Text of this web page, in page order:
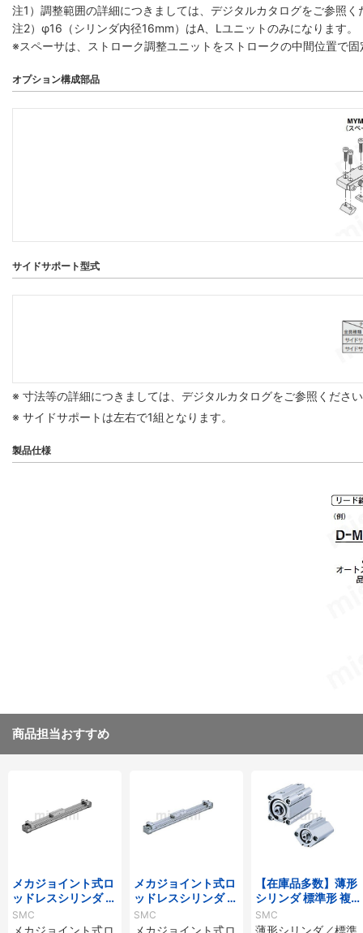
注1）調整範囲の詳細につきましては、デジタルカタログをご参照く
注2）φ16（シリンダ内径16mm）はA、Lユニットのみになります。
※スペーサは、ストローク調整ユニットをストロークの中間位置で
オプション構成部品
サイドサポート型式
※ 寸法等の詳細につきましては、デジタルカタログをご参照くださ
※ サイドサポートは左右で1組となります。
製品仕様
商品担当おすすめ
メカジョイント式ロ
ッドレスシリンダ 基
本形 MY1Bシリーズ
SMC
メカジョイント式ロ
ッドレスシリンダ 基
本形 MY1B-Zシリー
ズ
SMC
【在庫品多数】薄形
シリンダ 標準形 複
動・片ロッド CQ2
シリーズ
SMC